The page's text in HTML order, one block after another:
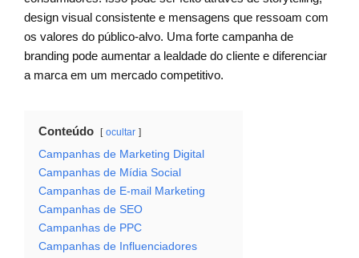
design visual consistente e mensagens que ressoam com
os valores do público-alvo. Uma forte campanha de
branding pode aumentar a lealdade do cliente e diferenciar
a marca em um mercado competitivo.
Conteúdo ocultar
Campanhas de Marketing Digital
Campanhas de Mídia Social
Campanhas de E-mail Marketing
Campanhas de SEO
Campanhas de PPC
Campanhas de Influenciadores